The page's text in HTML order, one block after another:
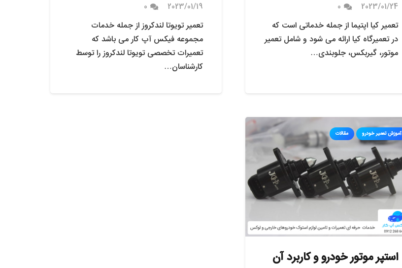
2023/01/24
0
تعمیر کیا اپتیما از جمله خدماتی است که
در تعمیرگاه کیا ارائه می شود و شامل تعمیر
موتور، گیربکس، جلوبندی…
2023/01/19
0
تعمیر تویوتا لندکروز از جمله خدمات
مجموعه فیکس آپ کار می باشد که
تعمیرات تخصصی تویوتا لندکروز را توسط
کارشناسان…
آموزش تعمیر خودرو مقالات
استپر موتور خودرو و کاربرد آن